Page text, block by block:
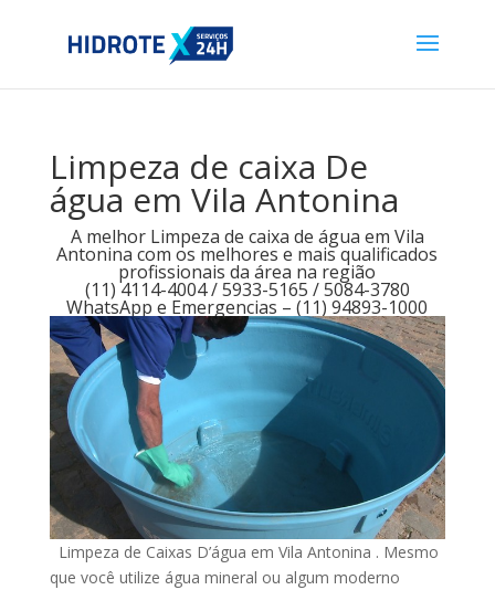
Limpeza de caixa De
água em Vila Antonina
A melhor Limpeza de caixa de água em Vila
Antonina com os melhores e mais qualificados
profissionais da área na região
(11) 4114-4004 / 5933-5165 / 5084-3780
WhatsApp e Emergencias – (11) 94893-1000
Limpeza de Caixas D’água em Vila Antonina . Mesmo
que você utilize água mineral ou algum moderno